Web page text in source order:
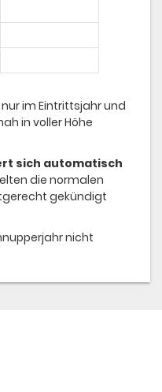
im Eintrittsjahr und
in voller Höhe
sich automatisch
die normalen
gekündigt
nicht